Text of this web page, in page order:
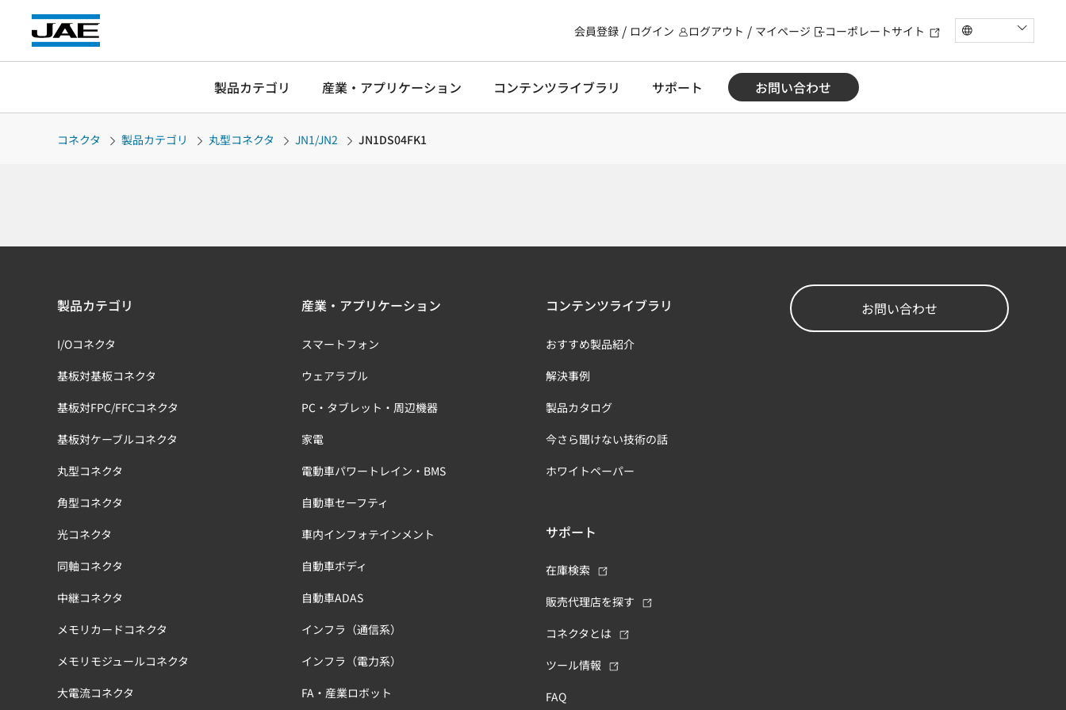
会員登録 ログイン ログアウト マイページ コーポレートサイト
製品カテゴリ 産業・アプリケーション コンテンツライブラリ サポート お問い合わせ
コネクタ 製品カテゴリ 丸型コネクタ JN1/JN2 JN1DS04FK1
製品カテゴリ
I/Oコネクタ
基板対基板コネクタ
基板対FPC/FFCコネクタ
基板対ケーブルコネクタ
丸型コネクタ
角型コネクタ
光コネクタ
同軸コネクタ
中継コネクタ
メモリカードコネクタ
メモリモジュールコネクタ
大電流コネクタ
産業・アプリケーション
スマートフォン
ウェアラブル
PC・タブレット・周辺機器
家電
電動車パワートレイン・BMS
自動車セーフティ
車内インフォテインメント
自動車ボディ
自動車ADAS
インフラ（通信系）
インフラ（電力系）
FA・産業ロボット
コンテンツライブラリ
おすすめ製品紹介
解決事例
製品カタログ
今さら聞けない技術の話
ホワイトペーパー
サポート
在庫検索
販売代理店を探す
コネクタとは
ツール情報
FAQ
お問い合わせ